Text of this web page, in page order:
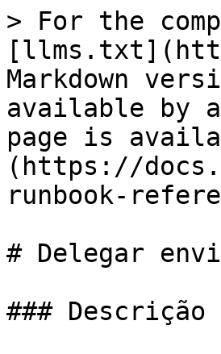
> For the
Markdown
available by
page is
(https://
runbook-
# Delegar
### Descrição